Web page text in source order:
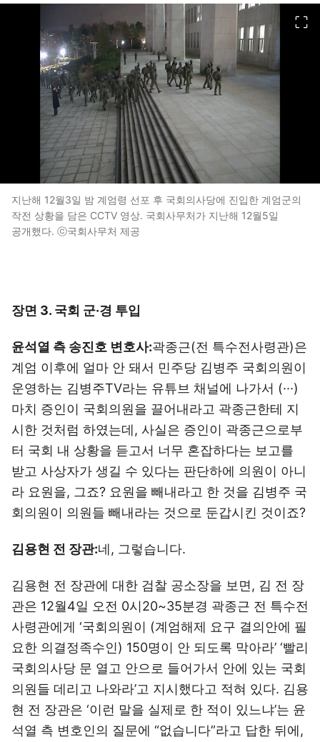
지난해 12월3일 밤 계엄령 선포 후 국회의사당에 진입한 계엄군의
작전 상황을 담은 CCTV 영상. 국회사무처가 지난해 12월5일
공개했다. ⓒ국회사무처 제공
장면 3. 국회 군·경 투입
윤석열 측 송진호 변호사:곽종근(전 특수전사령관)은
계엄 이후에 얼마 안 돼서 민주당 김병주 국회의원이
운영하는 김병주TV라는 유튜브 채널에 나가서 (···)
마치 증인이 국회의원을 끌어내라고 곽종근한테 지
시한 것처럼 하였는데, 사실은 증인이 곽종근으로부
터 국회 내 상황을 듣고서 너무 혼잡하다는 보고를
받고 사상자가 생길 수 있다는 판단하에 의원이 아니
라 요원을, 그죠? 요원을 빼내라고 한 것을 김병주 국
회의원이 의원들 빼내라는 것으로 둔갑시킨 것이죠?
김용현 전 장관:네, 그렇습니다.
김용현 전 장관에 대한 검찰 공소장을 보면, 김 전 장
관은 12월4일 오전 0시20~35분경 곽종근 전 특수전
사령관에게 ‘국회의원이 (계엄해제 요구 결의안에 필
요한 의결정족수인) 150명이 안 되도록 막아라’ ‘빨리
국회의사당 문 열고 안으로 들어가서 안에 있는 국회
의원들 데리고 나와라’고 지시했다고 적혀 있다. 김용
현 전 장관은 ‘이런 말을 실제로 한 적이 있느냐’는 윤
석열 측 변호인의 질문에 “없습니다”라고 답한 뒤에,